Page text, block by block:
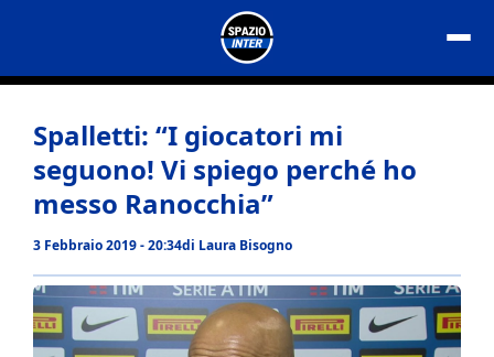
contenuto
Spalletti: “I giocatori mi
seguono! Vi spiego perché ho
messo Ranocchia”
3 Febbraio 2019 - 20:34di Laura Bisogno